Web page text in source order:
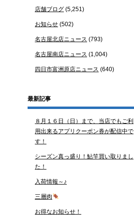
店舗ブログ (5,251)
お知らせ (502)
名古屋北店ニュース (793)
名古屋南店ニュース (1,004)
四日市富洲原店ニュース (640)
最新記事
８月１６日（日）まで、当店でもご利
用出来るアプリクーポン券が配信中で
す！
シーズン真っ盛り！鮎竿買い取りまし
た！
入荷情報～♪
三層肉
お得なお知らせ！